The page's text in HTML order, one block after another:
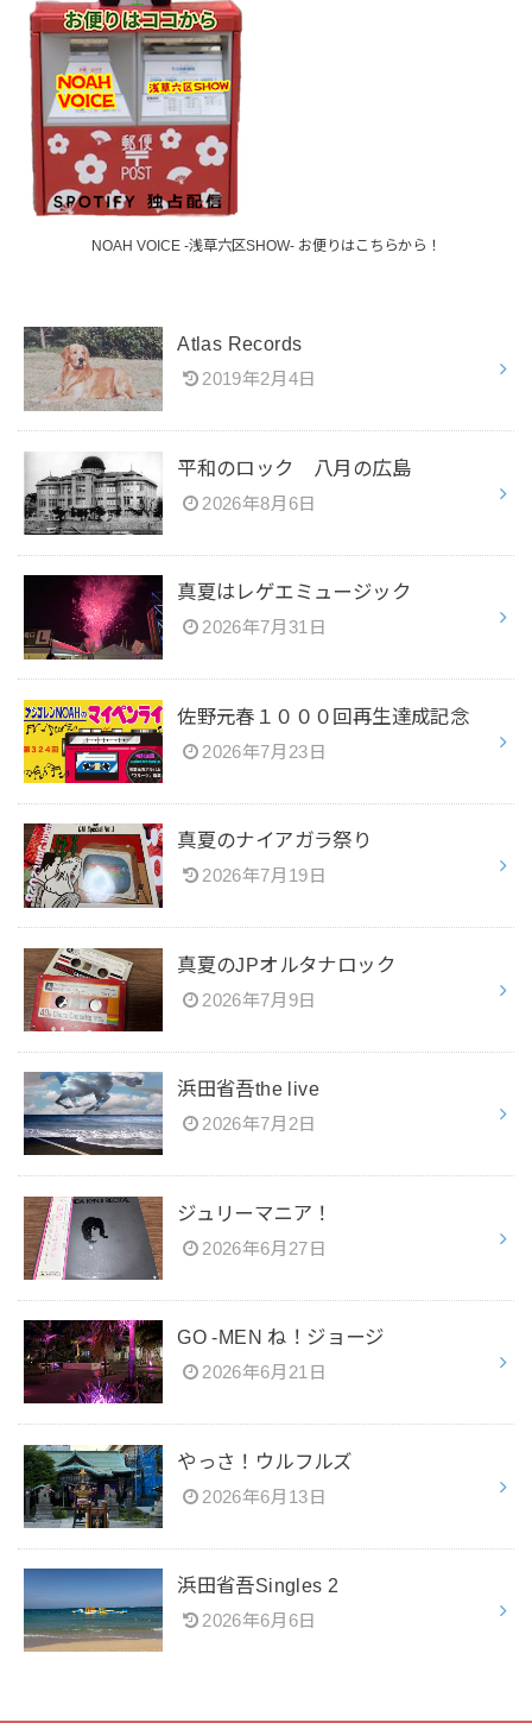
NOAH VOICE -浅草六区SHOW- お便りはこちらから！
Atlas Records
2019年2月4日
平和のロック 八月の広島
2026年8月6日
真夏はレゲエミュージック
2026年7月31日
佐野元春１０００回再生達成記念
2026年7月23日
真夏のナイアガラ祭り
2026年7月19日
真夏のJPオルタナロック
2026年7月9日
浜田省吾the live
2026年7月2日
ジュリーマニア！
2026年6月27日
GO -MEN ね！ジョージ
2026年6月21日
やっさ！ウルフルズ
2026年6月13日
浜田省吾Singles 2
2026年6月6日